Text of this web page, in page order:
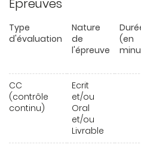
Épreuves
Type
d'évaluation
Nature
de
l'épreuve
(en
CC
(contrôle
continu)
Ecrit
et/ou
Oral
et/ou
Livrable